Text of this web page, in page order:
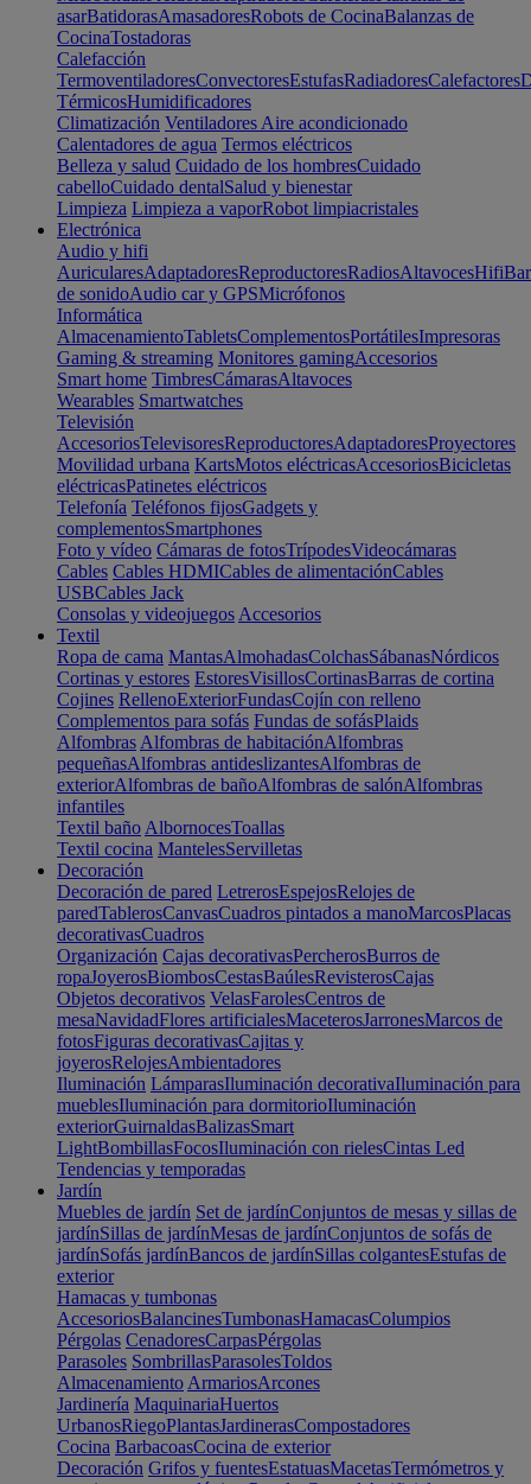
asarBatidorasAmasadoresRobots de CocinaBalanzas de
CocinaTostadoras
Calefacción
TermoventiladoresConvectoresEstufasRadiadoresCalefactores
TérmicosHumidificadores
Climatización Ventiladores Aire acondicionado
Calentadores de agua Termos eléctricos
Belleza y salud Cuidado de los hombresCuidado
cabelloCuidado dentalSalud y bienestar
Limpieza Limpieza a vaporRobot limpiacristales
Electrónica
Audio y hifi
AuricularesAdaptadoresReproductoresRadiosAltavocesHifi
de sonidoAudio car y GPSMicrófonos
Informática
AlmacenamientoTabletsComplementosPortátilesImpresoras
Gaming & streaming Monitores gamingAccesorios
Smart home TimbresCámarasAltavoces
Wearables Smartwatches
Televisión
AccesoriosTelevisoresReproductoresAdaptadoresProyectores
Movilidad urbana KartsMotos eléctricasAccesoriosBicicletas
eléctricasPatinetes eléctricos
Telefonía Teléfonos fijosGadgets y
complementosSmartphones
Foto y vídeo Cámaras de fotosTrípodesVideocámaras
Cables Cables HDMICables de alimentaciónCables
USBCables Jack
Consolas y videojuegos Accesorios
Textil
Ropa de cama MantasAlmohadasColchasSábanasNórdicos
Cortinas y estores EstoresVisillosCortinasBarras de cortina
Cojines RellenoExteriorFundasCojín con relleno
Complementos para sofás Fundas de sofásPlaids
Alfombras Alfombras de habitaciónAlfombras
pequeñasAlfombras antideslizantesAlfombras de
exteriorAlfombras de bañoAlfombras de salónAlfombras
infantiles
Textil baño AlbornocesToallas
Textil cocina MantelesServilletas
Decoración
Decoración de pared LetrerosEspejosRelojes de
paredTablerosCanvasCuadros pintados a manoMarcosPlacas
decorativasCuadros
Organización Cajas decorativasPercherosBurros de
ropaJoyerosBiombosCestasBaúlesRevisterosCajas
Objetos decorativos VelasFarolesCentros de
mesaNavidadFlores artificialesMaceterosJarronesMarcos de
fotosFiguras decorativasCajitas y
joyerosRelojesAmbientadores
Iluminación LámparasIluminación decorativaIluminación para
mueblesIluminación para dormitorioIluminación
exteriorGuirnaldasBalizasSmart
LightBombillasFocosIluminación con rielesCintas Led
Tendencias y temporadas
Jardín
Muebles de jardín Set de jardínConjuntos de mesas y sillas de
jardínSillas de jardínMesas de jardínConjuntos de sofás de
jardínSofás jardínBancos de jardínSillas colgantesEstufas de
exterior
Hamacas y tumbonas
AccesoriosBalancinesTumbonasHamacasColumpios
Pérgolas CenadoresCarpasPérgolas
Parasoles SombrillasParasolesToldos
Almacenamiento ArmariosArcones
Jardinería MaquinariaHuertos
UrbanosRiegoPlantasJardinerasCompostadores
Cocina BarbacoasCocina de exterior
Decoración Grifos y fuentesEstatuasMacetasTermómetros y